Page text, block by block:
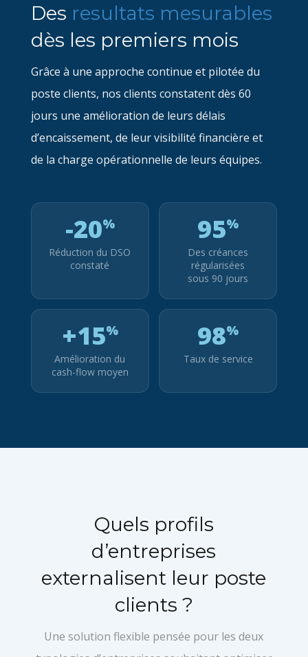
Des resultats mesurables
dès les premiers mois
Grâce à une approche continue et pilotée du
poste clients, nos clients constatent dès 60
jours une amélioration de leurs délais
d’encaissement, de leur visibilité financière et
de la charge opérationnelle de leurs équipes.
-20%
Réduction du DSO
constaté
95%
Des créances
régularisées
sous 90 jours
+15%
Amélioration du
cash-flow moyen
98%
Taux de service
Quels profils
d’entreprises
externalisent leur poste
clients ?
Une solution flexible pensée pour les deux